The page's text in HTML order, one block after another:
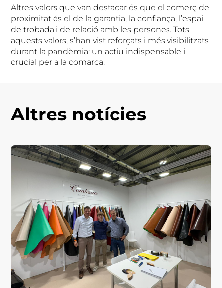
Altres valors que van destacar és que el comerç de
proximitat és el de la garantia, la confiança, l’espai
de trobada i de relació amb les persones. Tots
aquests valors, s’han vist reforçats i més visibilitzats
durant la pandèmia: un actiu indispensable i
crucial per a la comarca.
Altres notícies